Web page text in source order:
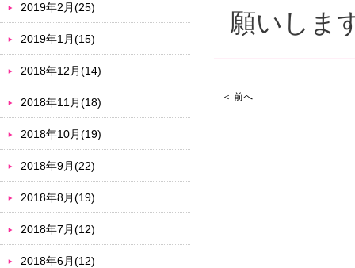
願いしま
＜ 前へ
2019年2月(25)
2019年1月(15)
2018年12月(14)
2018年11月(18)
2018年10月(19)
2018年9月(22)
2018年8月(19)
2018年7月(12)
2018年6月(12)